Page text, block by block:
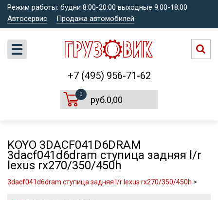
Режим работы: будни 8:00-20:00 выходные 9:00-18:00
Автосервис
Продажа автомобилей
+7 (495) 956-71-62
0
руб.0,00
KOYO 3DACF041D6DRAM
3dacf041d6dram ступица задняя l/r
lexus rx270/350/450h
3dacf041d6dram ступица задняя l/r lexus rx270/350/450h >